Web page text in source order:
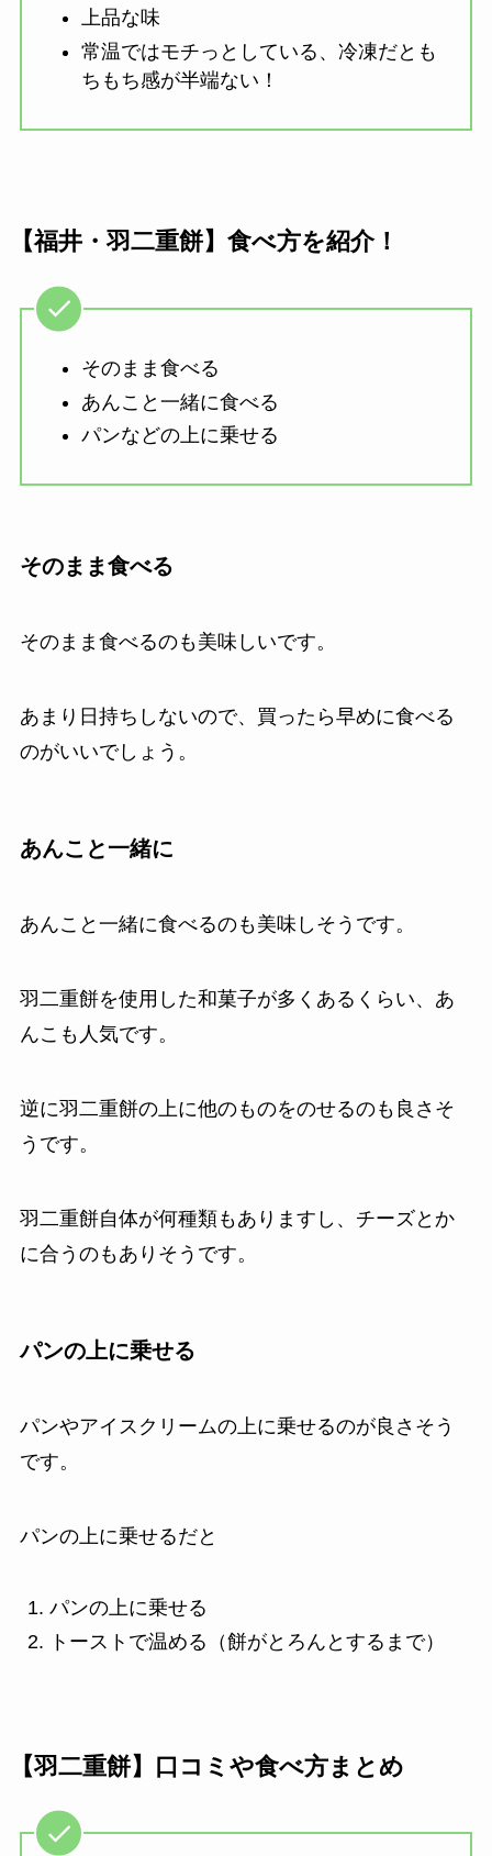
上品な味
常温ではモチっとしている、冷凍だとも
ちもち感が半端ない！
【福井・羽二重餅】食べ方を紹介！
そのまま食べる
あんこと一緒に食べる
パンなどの上に乗せる
そのまま食べる
そのまま食べるのも美味しいです。
あまり日持ちしないので、買ったら早めに食べる
のがいいでしょう。
あんこと一緒に
あんこと一緒に食べるのも美味しそうです。
羽二重餅を使用した和菓子が多くあるくらい、あ
んこも人気です。
逆に羽二重餅の上に他のものをのせるのも良さそ
うです。
羽二重餅自体が何種類もありますし、チーズとか
に合うのもありそうです。
パンの上に乗せる
パンやアイスクリームの上に乗せるのが良さそう
です。
パンの上に乗せるだと
パンの上に乗せる
トーストで温める（餅がとろんとするまで）
【羽二重餅】口コミや食べ方まとめ